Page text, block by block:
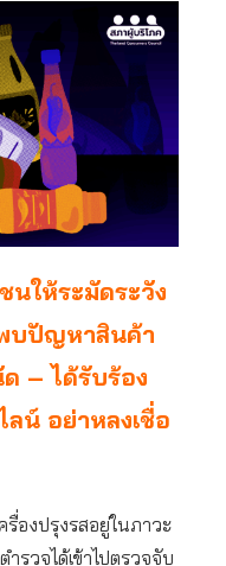
นให้ระมัดระวัง
บปัญหาสินค้า
– ได้รับร้อง
น์ อย่าหลงเชื่อ
องปรุงรสอยู่ในภาวะ
รวจได้เข้าไปตรวจจับ